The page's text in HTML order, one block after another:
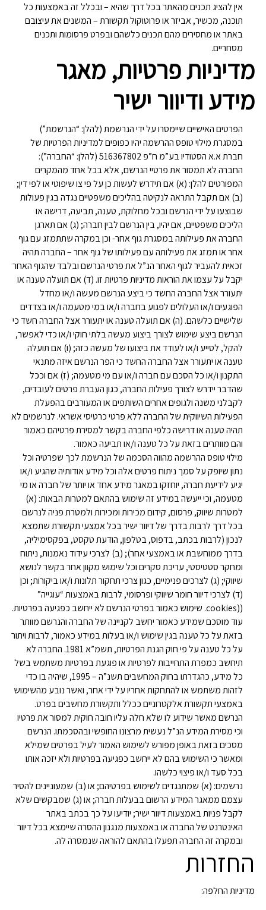
אין להציג תכנים מהאתר בכל דרך שהיא – ובכלל זה באמצעות כל
תוכנה, מכשיר, אביזר או פרוטוקול תקשורת – המשנים את עיצובם
באתר או מחסירים מהם תכנים כלשהם ובפרט פרסומות ותכנים
מסחריים.
מדיניות פרטיות, מאגר
מידע ודיוור ישיר
הפרטים האישיים שיימסרו על ידי הנרשמת (להלן: “הנרשמת”)
במסגרת מילוי טופס ההרשמה יהיו כפופים למדיניות הפרטיות של
חברת א.א הסטודיו בע”מ ח”פ 516367802 (להלן: “החברה”):
החברה לא תמסור את פרטיי הנרשם, אלא בכל אחד מהמקרים
המפורטים להלן: (א) אם תידרש לעשות כן על פי צו שיפוטי או לפי דין;
(ב) אם תקבל התראה לנקיטה בהליכים משפטיים נגדה בגין פעולות
שבוצעו על ידי הנרשם ובכל מחלוקת, טענה, תביעה, דרישה או
הליכים משפטיים, אם יהיו, בין הנרשם לבין חברה; (ג) אם תארגן
החברה את פעילותה במסגרת גוף אחר- וכן במקרה שתתמזג עם גוף
אחר או תמזג את פעילותה עם פעילותו של גוף אחר – החברה תהיה
זכאית להעביר לגוף האחר הנ”ל את פרטי הנרשם ובלבד שהגוף האחר
יקבל על עצמו את הוראות מדיניות פרטיות זו. (ד) אם תועלה טענה או
יתעורר אצל החברה החשד כי ביצע הנרשם מעשה ו/או מחדל
הפוגעים ו/או העלולים לפגוע בחברה ו/או במי מטעמה ו/או בצדדים
שלישיים כלשהם. (ה) אם תועלה טענה או יתעורר אצל החברה חשד כי
הנרשם ביצע שימוש לצורך ביצוע מעשה בלתי חוקי ו/או כדי לאפשר,
להקל, לסייע ו/או לעודד את ביצועו של מעשה כזה; (ו) אם תועלה
טענה או יתעורר אצל החברה החשד כי הפר הנרשם איזה מתנאי
התקנון ו/או כל הסכם עם חברה ו/או עם מי מטעמה; (ז) אם וככל
שהדבר יידרש לצורך פעילות החברה, כגון העברת פרטים לעובדים,
לקבלני משנה ולגופים אחרים השותפים או המעורבים בהפעלת
הפעילות השיווקית של החברה ללא פרטי כרטיסי אשראי. לנרשמים לא
תהיה טענה או דרישה כלפי החברה בקשר למסירת פרטיהם כאמור
והם מוותרים בזאת על כל טענה ו/או תביעה כאמור.
מילוי טופס ההרשמה מהווה הסכמה של הנרשמת לכך שפרטיה וכל
נתון שיופק על סמך ניתוח פרטים אלה וכל מידע אודותיה שהגיע ו/או
יגיע לידיעת חברה, יוחזקו במאגר מידע אחד או יותר של חברה או מי
מטעמה, וכי ייעשה במידע זה שימוש בהתאם למטרות הבאות: (א)
למטרות שיווק, פרסום, קידום מכירות ומכירות ולמטרת פניה לנרשם
בכל דרך לרבות בדרך של דיוור ישיר בכל אמצעי תקשורת שתמצא
לנכון (לרבות בכתב, בדפוס, בטלפון, הודעת טקסט, בפקסימיליה,
בדרך ממוחשבת או באמצעי אחר); (ב) לצרכי עידוד נאמנות, ניתוח
ומחקר סטטיסטי, עריכת סקרים וכל שימוש מקוון אחר בקשר לנושא
שיווקי; (ג) לצרכים פנימיים, כגון צרכי תחקור תלונות ו/או ביקורות; וכן
(ד) לצרכי דיוור חומר שיווקי ופרסומי, לרבות באמצעות “עוגייה”
((cookies. שימוש כאמור בפרטי הנרשם לא ייחשב כפגיעה בפרטיות.
עוד מוסכם שמידע כאמור יחשב לקניינה של החברה והנרשם מוותר
בזאת על כל טענה בגין שימוש ו/או בעלות במידע כאמור, לרבות ויתור
על כל טענה על פי חוק הגנת הפרטיות, תשמ”א 1981. החברה לא
תיחשב כמפרת התחייבות לפרטיות או פוגעת בפרטיות משתמש בשל
כל מידע, כהגדרתו בחוק המחשבים תשנ”ה – 1995, שיהיה בו כדי
לזהות משתמש או להתחקות אחריו על ידי אחר, ואשר נובע מהשימוש
באמצעי תקשורת אלקטרוניים ככלל ותקשורת מחשבים בפרט.
הנרשם מאשר שידוע לו שלא חלה עליו חובה חוקית למסור את פרטיו
וכי מסירת המידע הנ”ל נעשית מרצונו החופשי ובהסכמתו. הנרשם
מסכים בזאת באופן מפורש לשימוש האמור לעיל בפרטים שמילא
ומאשר כי השימוש בהם לא ייחשב כפגיעה בפרטיות ולא יזכה אותו
בכל סעד ו/או פיצוי כלשהו.
נרשמים: (א) שמתנגדים לשימוש בפרטיהם; או (ב) שמעוניינים להסיר
עצמם ממאגר המידע הרשום בבעלות חברה; או (ג) שמבקשים שלא
לקבל פניות באמצעות דיוור ישיר; יודיעו על כך בכתב באתר
האינטרנט של החברה או באמצעות מנגנון ההסרה שיימצא בכל דיוור
ובמקרה זה החברה תפעלו בהתאם להוראה שנמסרה לה.
החזרות
מדיניות החלפה: